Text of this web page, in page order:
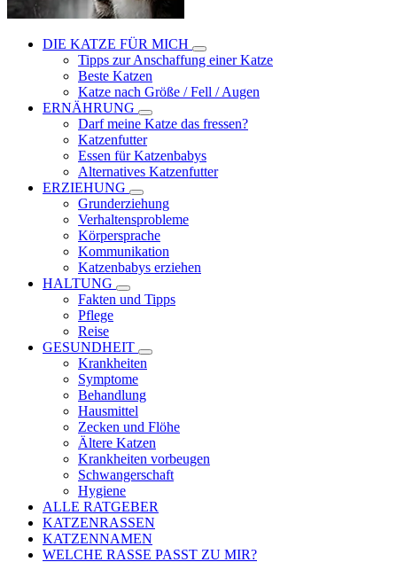
DIE KATZE FÜR MICH
Tipps zur Anschaffung einer Katze
Beste Katzen
Katze nach Größe / Fell / Augen
ERNÄHRUNG
Darf meine Katze das fressen?
Katzenfutter
Essen für Katzenbabys
Alternatives Katzenfutter
ERZIEHUNG
Grunderziehung
Verhaltensprobleme
Körpersprache
Kommunikation
Katzenbabys erziehen
HALTUNG
Fakten und Tipps
Pflege
Reise
GESUNDHEIT
Krankheiten
Symptome
Behandlung
Hausmittel
Zecken und Flöhe
Ältere Katzen
Krankheiten vorbeugen
Schwangerschaft
Hygiene
ALLE RATGEBER
KATZENRASSEN
KATZENNAMEN
WELCHE RASSE PASST ZU MIR?